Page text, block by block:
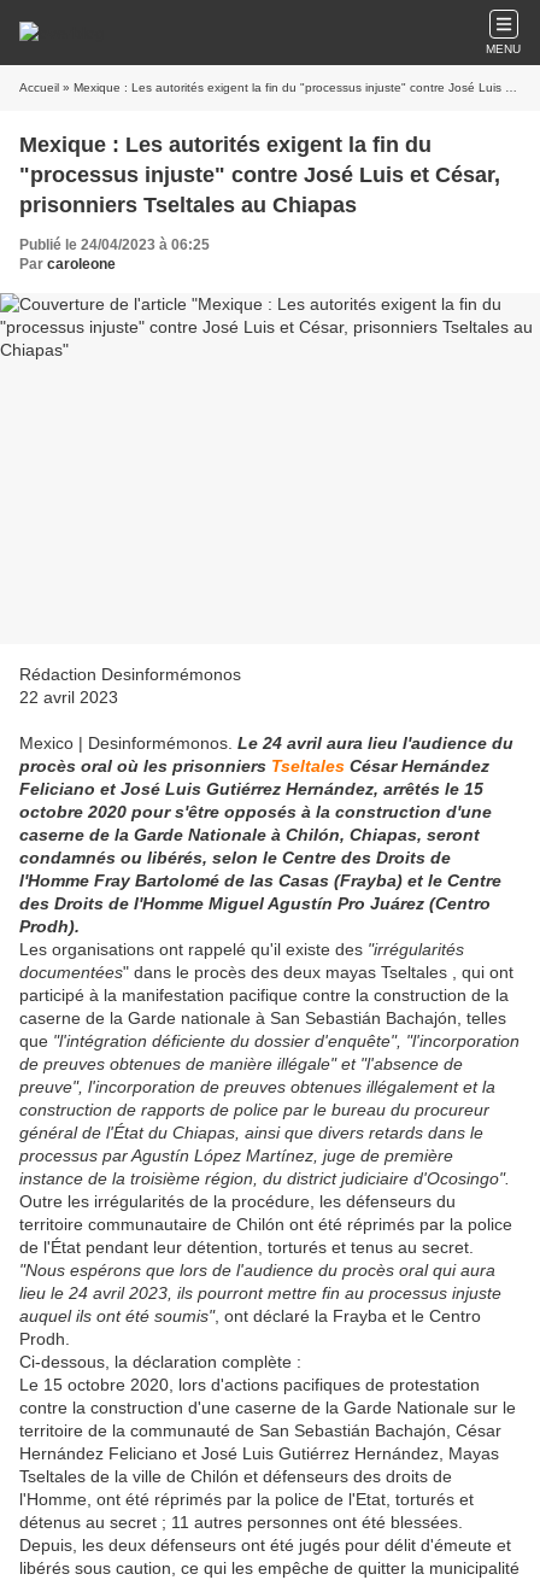
MENU
Accueil » Mexique : Les autorités exigent la fin du "processus injuste" contre José Luis et César, prisonniers Tseltales au Chiapas
Mexique : Les autorités exigent la fin du
"processus injuste" contre José Luis et César,
prisonniers Tseltales au Chiapas
Publié le 24/04/2023 à 06:25
Par caroleone
Rédaction Desinformémonos
22 avril 2023
Mexico | Desinformémonos. Le 24 avril aura lieu l'audience du
procès oral où les prisonniers Tseltales César Hernández
Feliciano et José Luis Gutiérrez Hernández, arrêtés le 15
octobre 2020 pour s'être opposés à la construction d'une
caserne de la Garde Nationale à Chilón, Chiapas, seront
condamnés ou libérés, selon le Centre des Droits de
l'Homme Fray Bartolomé de las Casas (Frayba) et le Centre
des Droits de l'Homme Miguel Agustín Pro Juárez (Centro
Prodh).
Les organisations ont rappelé qu'il existe des "irrégularités
documentées" dans le procès des deux mayas Tseltales , qui ont
participé à la manifestation pacifique contre la construction de la
caserne de la Garde nationale à San Sebastián Bachajón, telles
que "l'intégration déficiente du dossier d'enquête", "l'incorporation
de preuves obtenues de manière illégale" et "l'absence de
preuve", l'incorporation de preuves obtenues illégalement et la
construction de rapports de police par le bureau du procureur
général de l'État du Chiapas, ainsi que divers retards dans le
processus par Agustín López Martínez, juge de première
instance de la troisième région, du district judiciaire d'Ocosingo".
Outre les irrégularités de la procédure, les défenseurs du
territoire communautaire de Chilón ont été réprimés par la police
de l'État pendant leur détention, torturés et tenus au secret.
"Nous espérons que lors de l'audience du procès oral qui aura
lieu le 24 avril 2023, ils pourront mettre fin au processus injuste
auquel ils ont été soumis", ont déclaré la Frayba et le Centro
Prodh.
Ci-dessous, la déclaration complète :
Le 15 octobre 2020, lors d'actions pacifiques de protestation
contre la construction d'une caserne de la Garde Nationale sur le
territoire de la communauté de San Sebastián Bachajón, César
Hernández Feliciano et José Luis Gutiérrez Hernández, Mayas
Tseltales de la ville de Chilón et défenseurs des droits de
l'Homme, ont été réprimés par la police de l'Etat, torturés et
détenus au secret ; 11 autres personnes ont été blessées.
Depuis, les deux défenseurs ont été jugés pour délit d'émeute et
libérés sous caution, ce qui les empêche de quitter la municipalité